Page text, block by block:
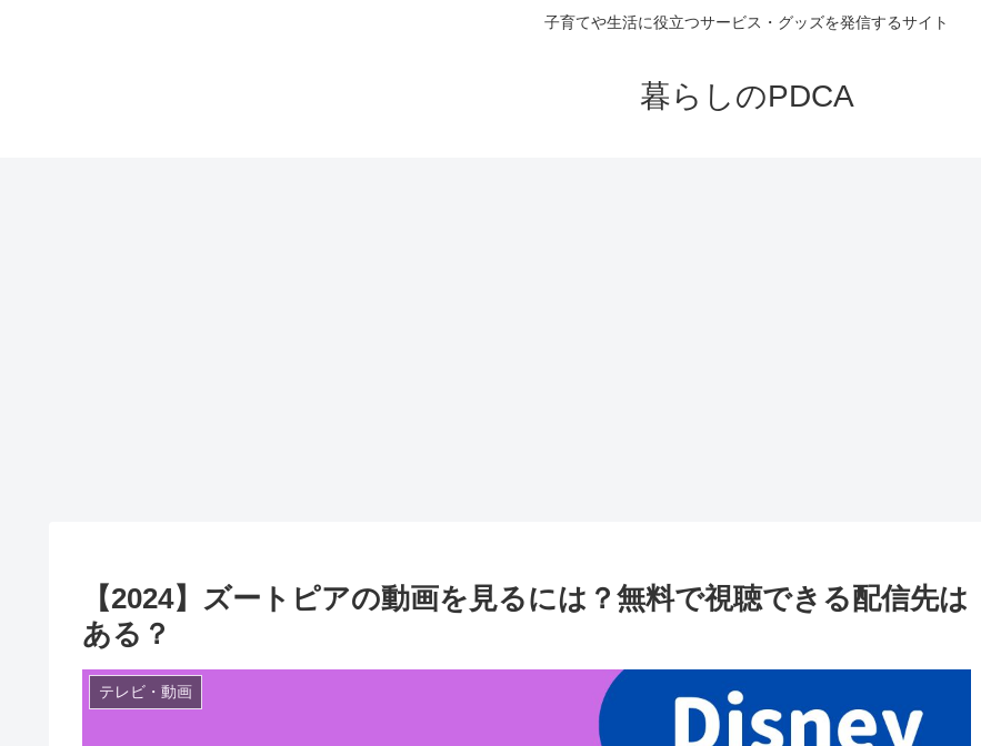
子育てや生活に役立つサービス・グッズを発信するサイト
暮らしのPDCA
【2024】ズートピアの動画を見るには？無料で視聴できる配信先は
ある？
テレビ・動画